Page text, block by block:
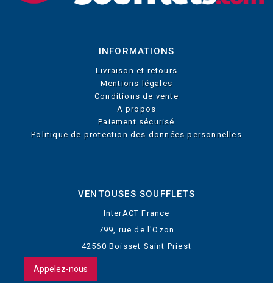
INFORMATIONS
Livraison et retours
Mentions légales
Conditions de vente
A propos
Paiement sécurisé
Politique de protection des données personnelles
VENTOUSES SOUFFLETS
InterACT France
799, rue de l'Ozon
42560 Boisset Saint Priest
Appelez-nous